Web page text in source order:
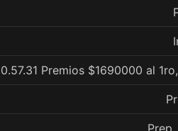
Premios $1690000 al
Prep.